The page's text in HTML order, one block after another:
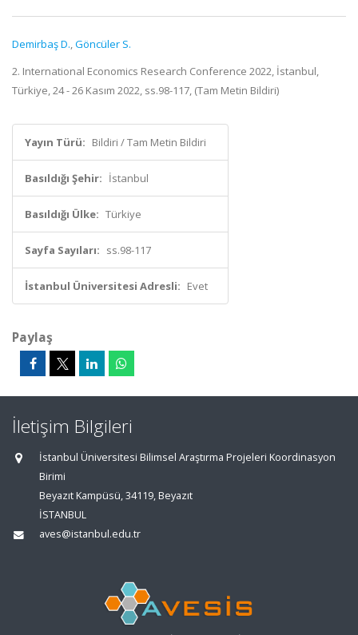
Demirbaş D.,Göncüler S.
2. International Economics Research Conference 2022, İstanbul,
Türkiye, 24 - 26 Kasım 2022, ss.98-117, (Tam Metin Bildiri)
Yayın Türü: Bildiri / Tam Metin Bildiri
Basıldığı Şehir: İstanbul
Basıldığı Ülke: Türkiye
Sayfa Sayıları: ss.98-117
İstanbul Üniversitesi Adresli: Evet
Paylaş
İletişim Bilgileri
İstanbul Üniversitesi Bilimsel Araştırma Projeleri Koordinasyon
Birimi
Beyazıt Kampüsü, 34119, Beyazıt
İSTANBUL
aves@istanbul.edu.tr